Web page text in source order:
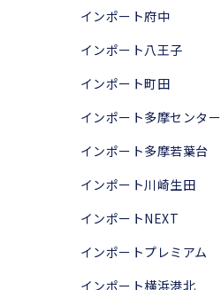
インポート府中
インポート八王子
インポート町田
インポート多摩センター
インポート多摩若葉台
インポート川崎生田
インポートNEXT
インポートプレミアム
インポート横浜港北